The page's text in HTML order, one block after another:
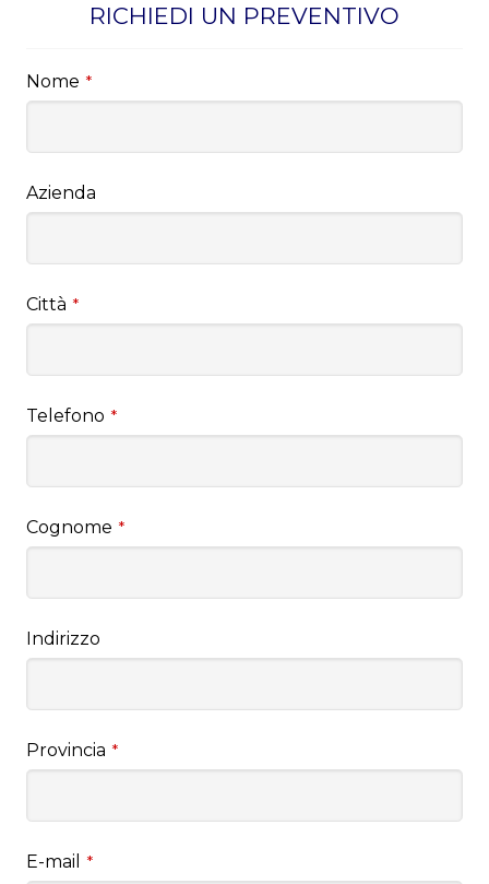
RICHIEDI UN PREVENTIVO
Nome *
Azienda
Città *
Telefono *
Cognome *
Indirizzo
Provincia *
E-mail *